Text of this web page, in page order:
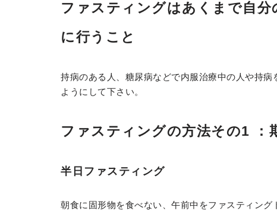
ファスティングはあくまで自
に行うこと
持病のある人、糖尿病などで内服治療中の人や持
ようにして下さい。
ファスティングの方法その1 ：
半日ファスティング
朝食に固形物を食べない、午前中をファスティング